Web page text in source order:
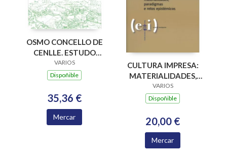
OSMO CONCELLO DE
CENLLE. ESTUDO
PARA A
INTERVENCION NO
VARIOS
Dispoñible
35,36 €
Mercar
CULTURA IMPRESA:
MATERIALIDADES,
PARADIGMAS E
RETOS EPISTÉMICOS
VARIOS
Dispoñible
20,00 €
Mercar